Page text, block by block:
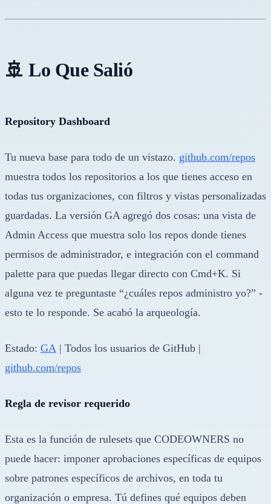
🚢 Lo Que Salió
Repository Dashboard
Tu nueva base para todo de un vistazo. github.com/repos
muestra todos los repositorios a los que tienes acceso en
todas tus organizaciones, con filtros y vistas personalizadas
guardadas. La versión GA agregó dos cosas: una vista de
Admin Access que muestra solo los repos donde tienes
permisos de administrador, e integración con el command
palette para que puedas llegar directo con Cmd+K. Si
alguna vez te preguntaste “¿cuáles repos administro yo?” -
esto te lo responde. Se acabó la arqueología.
Estado: GA | Todos los usuarios de GitHub |
github.com/repos
Regla de revisor requerido
Esta es la función de rulesets que CODEOWNERS no
puede hacer: imponer aprobaciones específicas de equipos
sobre patrones específicos de archivos, en toda tu
organización o empresa. Tú defines qué equipos deben